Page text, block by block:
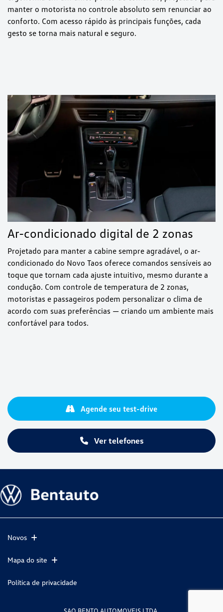
manter o motorista no controle absoluto sem renunciar ao
conforto. Com acesso rápido às principais funções, cada
gesto se torna mais natural e seguro.
Ar-condicionado digital de 2 zonas
Projetado para manter a cabine sempre agradável, o ar-
condicionado do Novo Taos oferece comandos sensíveis ao
toque que tornam cada ajuste intuitivo, mesmo durante a
condução. Com controle de temperatura de 2 zonas,
motoristas e passageiros podem personalizar o clima de
acordo com suas preferências — criando um ambiente mais
confortável para todos.
Ver telefones
Agende seu test-drive
Novos
Mapa do site
Política de privacidade